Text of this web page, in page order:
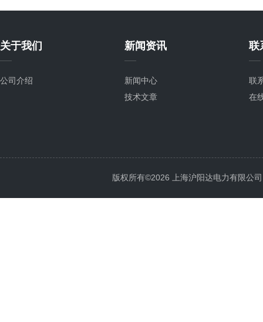
关于我们
公司介绍
新闻资讯
新闻中心
技术文章
联
联
在
版权所有©2026 上海沪阳达电力有限公